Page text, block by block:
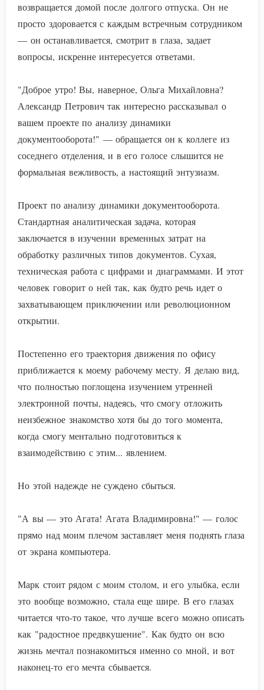
возвращается домой после долгого отпуска. Он не
просто здоровается с каждым встречным сотрудником
— он останавливается, смотрит в глаза, задает
вопросы, искренне интересуется ответами.
"Доброе утро! Вы, наверное, Ольга Михайловна?
Александр Петрович так интересно рассказывал о
вашем проекте по анализу динамики
документооборота!" — обращается он к коллеге из
соседнего отделения, и в его голосе слышится не
формальная вежливость, а настоящий энтузиазм.
Проект по анализу динамики документооборота.
Стандартная аналитическая задача, которая
заключается в изучении временных затрат на
обработку различных типов документов. Сухая,
техническая работа с цифрами и диаграммами. И этот
человек говорит о ней так, как будто речь идет о
захватывающем приключении или революционном
открытии.
Постепенно его траектория движения по офису
приближается к моему рабочему месту. Я делаю вид,
что полностью поглощена изучением утренней
электронной почты, надеясь, что смогу отложить
неизбежное знакомство хотя бы до того момента,
когда смогу ментально подготовиться к
взаимодействию с этим... явлением.
Но этой надежде не суждено сбыться.
"А вы — это Агата! Агата Владимировна!" — голос
прямо над моим плечом заставляет меня поднять глаза
от экрана компьютера.
Марк стоит рядом с моим столом, и его улыбка, если
это вообще возможно, стала еще шире. В его глазах
читается что-то такое, что лучше всего можно описать
как "радостное предвкушение". Как будто он всю
жизнь мечтал познакомиться именно со мной, и вот
наконец-то его мечта сбывается.